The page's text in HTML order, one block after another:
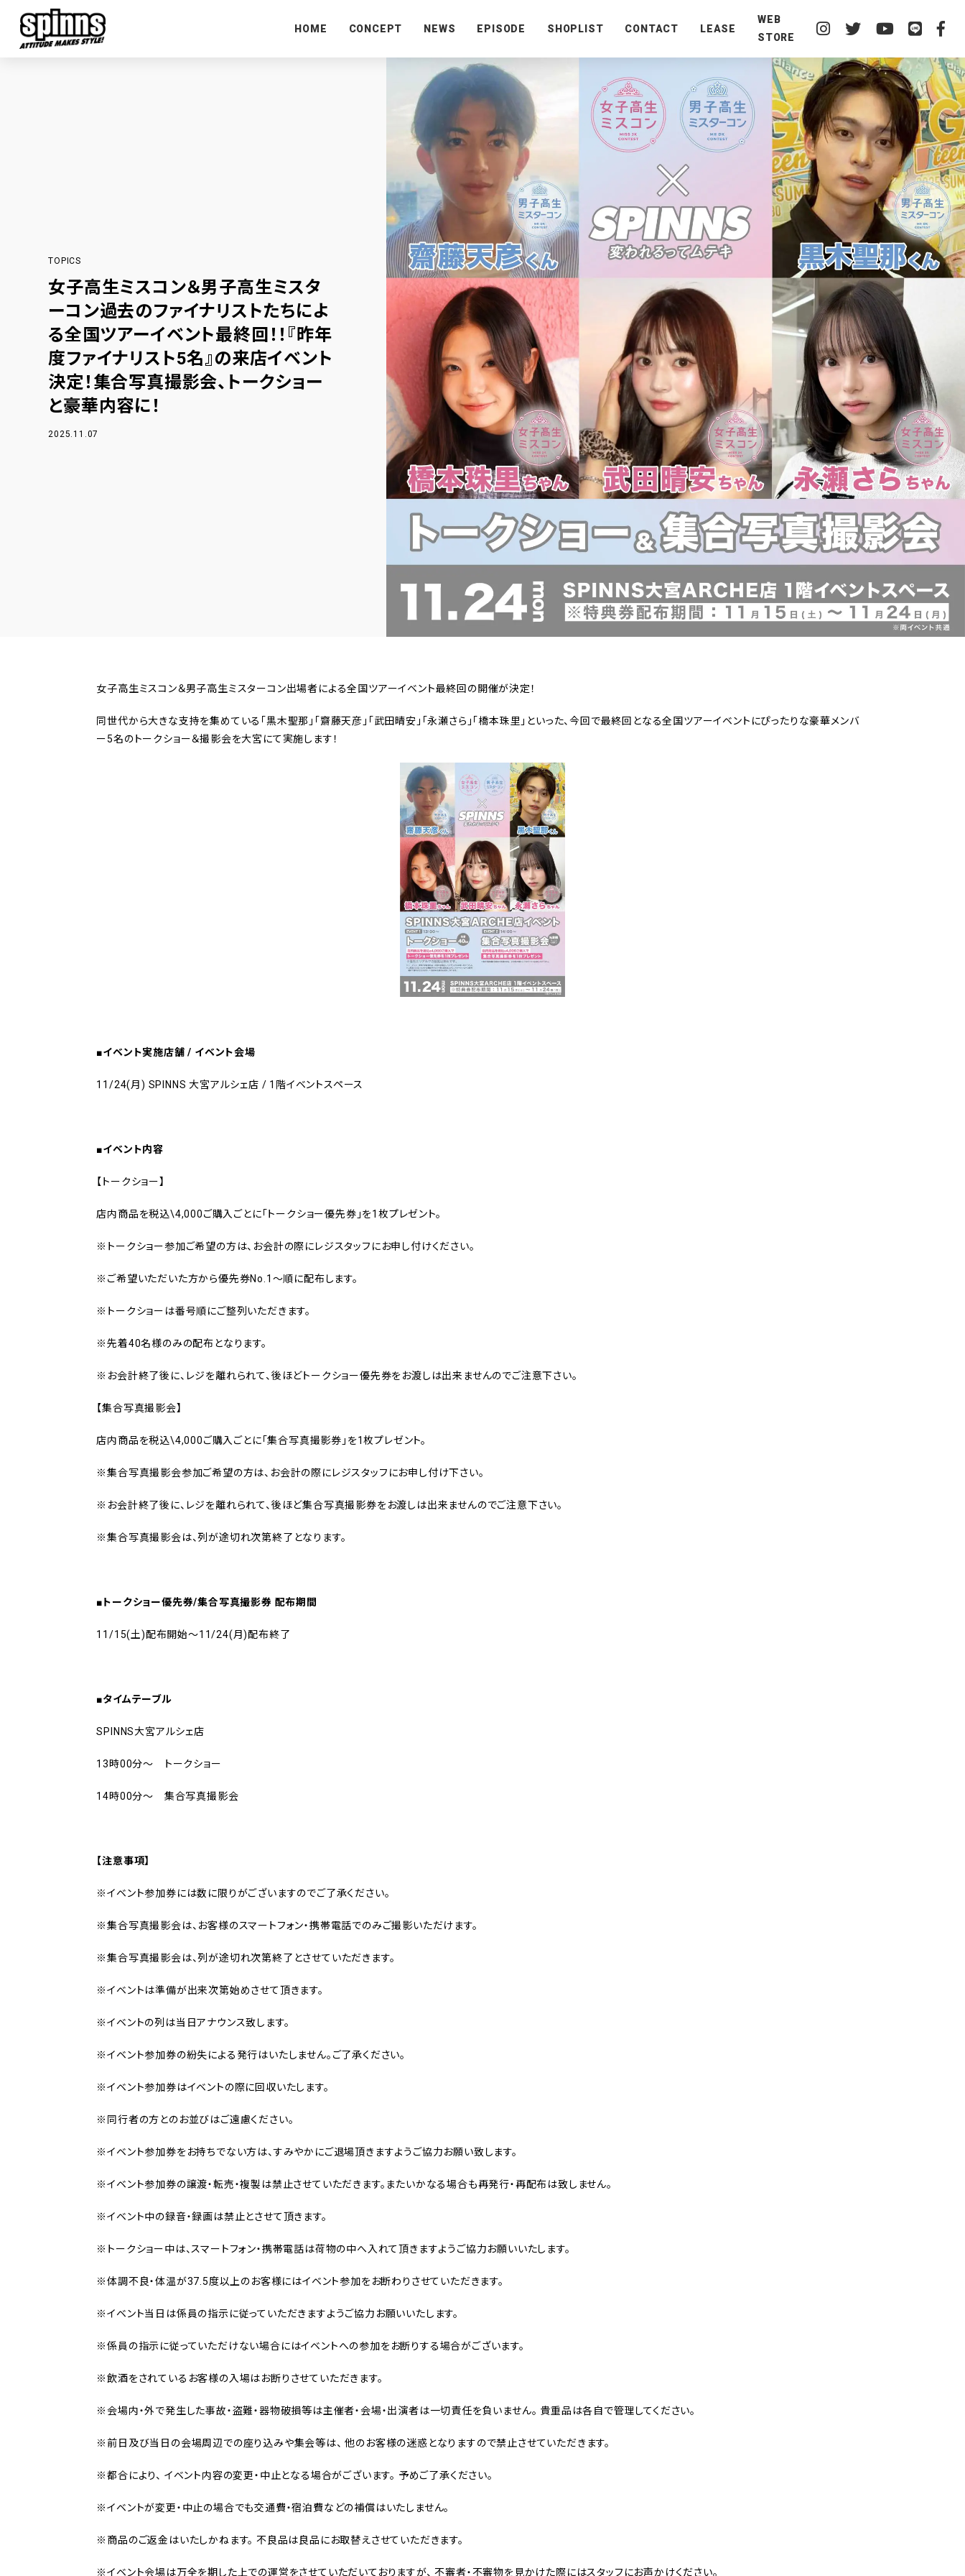
HOME CONCEPT NEWS EPISODE SHOPLIST CONTACT LEASE
WEB
STORE
TOPICS
女子高生ミスコン＆男子高生ミスタ
ーコン過去のファイナリストたちによ
る全国ツアーイベント最終回！！『昨年
度ファイナリスト5名』の来店イベント
決定！集合写真撮影会、トークショー
と豪華内容に！
2025.11.07
女子高生ミスコン＆男子高生ミスターコン出場者による全国ツアーイベント最終回の開催が決定！
同世代から大きな支持を集めている「黒木聖那」「齋藤天彦」「武田晴安」「永瀬さら」「橋本珠里」といった、今回で最終回となる全国ツアーイベントにぴったりな豪華メンバ
ー5名の トークショー＆撮影会を大宮にて実施します！
■イベント実施店舗 / イベント会場
11/24(月) SPINNS 大宮アルシェ店 / 1階イベントスペース
■イベント内容
【トークショー】
店内商品を税込\4,000ご購入ごとに「トークショー優先券」を1枚プレゼント。
※トークショー参加ご希望の方は、お会計の際にレジスタッフにお申し付けください。
※ご希望いただいた方から優先券No.1～順に配布します。
※トークショーは番号順にご整列いただきます。
※先着40名様のみの配布となります。
※お会計終了後に、レジを離れられて、後ほどトークショー優先券をお渡しは出来ませんのでご注意下さい。
【集合写真撮影会】
店内商品を税込\4,000ご購入ごとに「集合写真撮影券」を1枚プレゼント。
※集合写真撮影会参加ご希望の方は、お会計の際にレジスタッフにお申し付け下さい。
※お会計終了後に、レジを離れられて、後ほど集合写真撮影券をお渡しは出来ませんのでご注意下さい。
※集合写真撮影会は、列が途切れ次第終了となります。
■トークショー優先券/集合写真撮影券 配布期間
11/15(土)配布開始～11/24(月)配布終了
■タイムテーブル
SPINNS大宮アルシェ店
13時00分～ トークショー
14時00分～ 集合写真撮影会
【注意事項】
※イベント参加券には数に限りがございますのでご了承ください。
※集合写真撮影会は、お客様のスマートフォン・携帯電話でのみご撮影いただけます。
※集合写真撮影会は、列が途切れ次第終了とさせていただきます。
※イベントは準備が出来次第始めさせて頂きます。
※イベントの列は当日アナウンス致します。
※イベント参加券の紛失による発行はいたしません。ご了承ください。
※イベント参加券はイベントの際に回収いたします。
※同行者の方とのお並びはご遠慮ください。
※イベント参加券をお持ちでない方は、すみやかにご退場頂きますようご協力お願い致します。
※イベント参加券の譲渡・転売・複製は禁止させていただきます。またいかなる場合も再発行・再配布は致しません。
※イベント中の録音・録画は禁止とさせて頂きます。
※トークショー中は、スマートフォン・携帯電話は荷物の中へ入れて頂きますようご協力お願いいたします。
※体調不良・体温が37.5度以上のお客様にはイベント参加をお断わりさせていただきます。
※イベント当日は係員の指示に従っていただきますようご協力お願いいたします。
※係員の指示に従っていただけない場合にはイベントへの参加をお断りする場合がございます。
※飲酒をされているお客様の入場はお断りさせていただきます。
※会場内・外で発生した事故・盗難・器物破損等は主催者・会場・出演者は一切責任を負いません。 貴重品は各自で管理してください。
※前日及び当日の会場周辺での座り込みや集会等は、 他のお客様の迷惑となりますので禁止させていただきます。
※都合により、 イベント内容の変更・中止となる場合がございます。 予めご了承ください。
※イベントが変更・中止の場合でも交通費・宿泊費などの補償はいたしません。
※商品のご返金はいたしかねます。 不良品は良品にお取替えさせていただきます。
※イベント会場は万全を期した上での運営をさせていただいておりますが、 不審者・不審物を見かけた際にはスタッフにお声かけください。